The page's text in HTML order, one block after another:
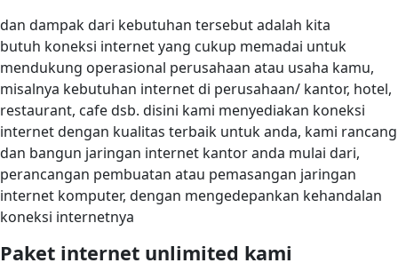
dan dampak dari kebutuhan tersebut adalah kita
butuh koneksi internet yang cukup memadai untuk
mendukung operasional perusahaan atau usaha kamu,
misalnya kebutuhan internet di perusahaan/ kantor, hotel,
restaurant, cafe dsb. disini kami menyediakan koneksi
internet dengan kualitas terbaik untuk anda, kami rancang
dan bangun jaringan internet kantor anda mulai dari,
perancangan pembuatan atau pemasangan jaringan
internet komputer, dengan mengedepankan kehandalan
koneksi internetnya
Paket internet unlimited kami